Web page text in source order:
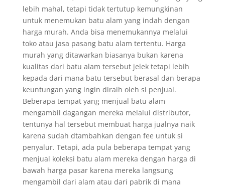
lebih mahal, tetapi tidak tertutup kemungkinan
untuk menemukan batu alam yang indah dengan
harga murah. Anda bisa menemukannya melalui
toko atau jasa pasang batu alam tertentu. Harga
murah yang ditawarkan biasanya bukan karena
kualitas dari batu alam tersebut jelek tetapi lebih
kepada dari mana batu tersebut berasal dan berapa
keuntungan yang ingin diraih oleh si penjual.
Beberapa tempat yang menjual batu alam
mengambil dagangan mereka melalui distributor,
tentunya hal tersebut membuat harga jualnya naik
karena sudah dtambahkan dengan fee untuk si
penyalur. Tetapi, ada pula beberapa tempat yang
menjual koleksi batu alam mereka dengan harga di
bawah harga pasar karena mereka langsung
mengambil dari alam atau dari pabrik di mana